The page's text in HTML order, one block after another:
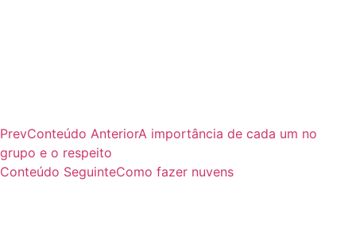
PrevConteúdo AnteriorA importância de cada um no
grupo e o respeito
Conteúdo SeguinteComo fazer nuvens